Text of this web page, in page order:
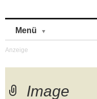
Menü
Image